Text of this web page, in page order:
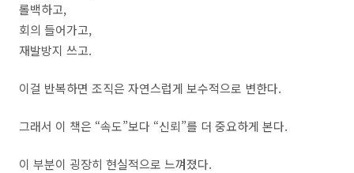
롤백하고,
회의 들어가고,
재발방지 쓰고.
이걸 반복하면 조직은 자연스럽게 보수적으로 변한다.
그래서 이 책은 “속도”보다 “신뢰”를 더 중요하게 본다.
이 부분이 굉장히 현실적으로 느껴졌다.